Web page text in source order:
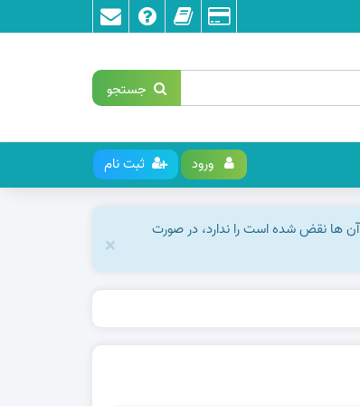
جستجو
ورود ثبت نام
آن ها نقض شده است را ندارد، در صورت
×